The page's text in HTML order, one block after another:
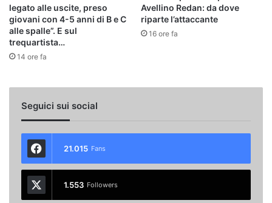
legato alle uscite, preso
giovani con 4-5 anni di B e C
alle spalle”. E sul
trequartista…
14 ore fa
Avellino Redan: da dove
riparte l’attaccante
16 ore fa
Seguici sui social
21.015 Fans
1.553 Followers